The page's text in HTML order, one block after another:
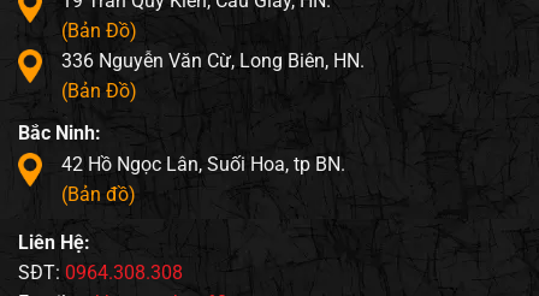
(Bản Đồ)
336 Nguyễn Văn Cừ, Long Biên, HN.
(Bản Đồ)
Bắc Ninh:
42 Hồ Ngọc Lân, Suối Hoa, tp BN.
(Bản đồ)
Liên Hệ:
SĐT: 0964.308.308